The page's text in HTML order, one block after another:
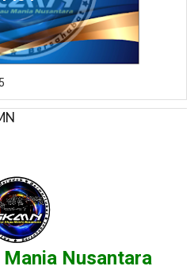
Nusantara